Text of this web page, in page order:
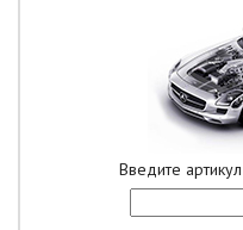
Введите